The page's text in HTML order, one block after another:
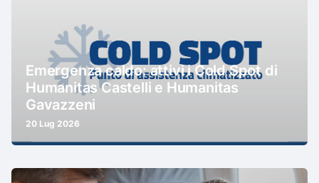
Emergenza caldo: attivi i Cold Spot di
Humanitas Castelli e Humanitas
Gavazzeni
20 Lug 2026